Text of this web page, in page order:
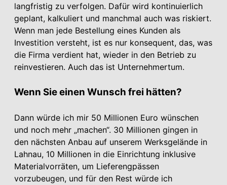
langfristig zu verfolgen. Dafür wird kontinuierlich
geplant, kalkuliert und manchmal auch was riskiert.
Wenn man jede Bestellung eines Kunden als
Investition versteht, ist es nur konsequent, das, was
die Firma verdient hat, wieder in den Betrieb zu
reinvestieren. Auch das ist Unternehmertum.
Wenn Sie einen Wunsch frei hätten?
Dann würde ich mir 50 Millionen Euro wünschen
und noch mehr „machen“. 30 Millionen gingen in
den nächsten Anbau auf unserem Werksgelände in
Lahnau, 10 Millionen in die Einrichtung inklusive
Materialvorräten, um Lieferengpässen
vorzubeugen, und für den Rest würde ich